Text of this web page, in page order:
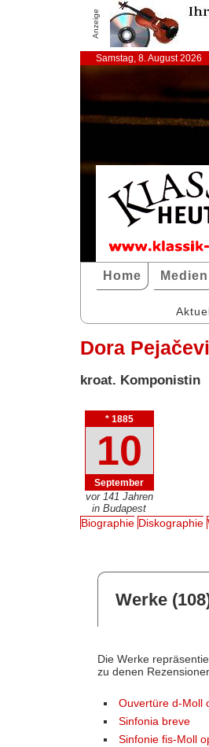
Anzeige
Samstag, 8. August 2026
Home Medien
Dora
kroat. Komponistin
* 1885
10
September
vor 141 Jahren
in Budapest
Biographie Diskographie
Werke
Die Werke
zu denen
Ouvertüre d-Moll
Sinfonia breve
Sinfonie fis-Moll